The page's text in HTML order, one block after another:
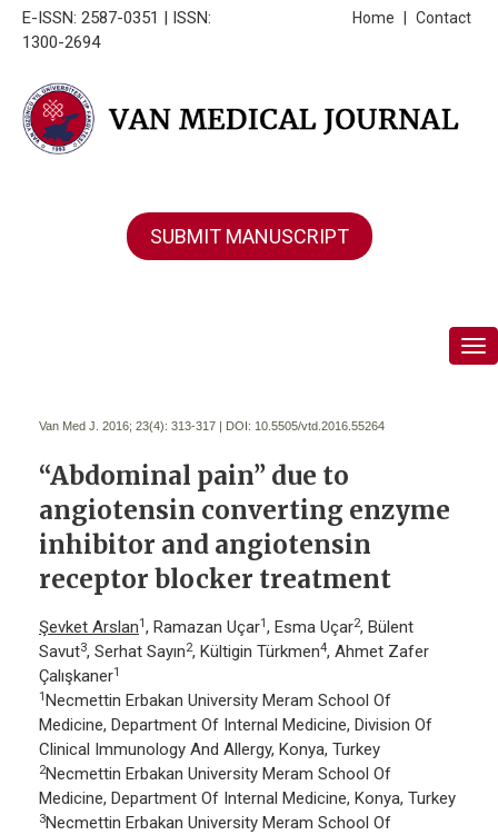
E-ISSN: 2587-0351 | ISSN:
1300-2694
Contact
Home
SUBMIT MANUSCRIPT
Van Med J. 2016; 23(4): 313-317 | DOI: 10.5505/vtd.2016.55264
“Abdominal pain” due to
angiotensin converting enzyme
inhibitor and angiotensin
receptor blocker treatment
Şevket Arslan1, Ramazan Uçar1, Esma Uçar2, Bülent
Savut3, Serhat Sayın2, Kültigin Türkmen4, Ahmet Zafer
Çalışkaner1
1 Necmettin Erbakan University Meram School Of
Medicine, Department Of Internal Medicine, Division Of
Clinical Immunology And Allergy, Konya, Turkey
2Necmettin Erbakan University Meram School Of
Medicine, Department Of Internal Medicine, Konya, Turkey
3Necmettin Erbakan University Meram School Of